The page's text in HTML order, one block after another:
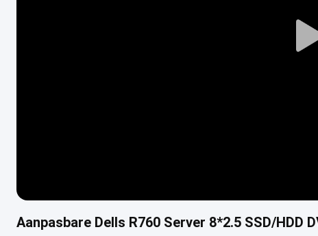
Aanpasbare Dells R760 Server 8*2.5 SSD/HDD